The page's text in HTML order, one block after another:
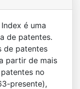
é uma
de patentes.
de patentes
partir de mais
no
presente),